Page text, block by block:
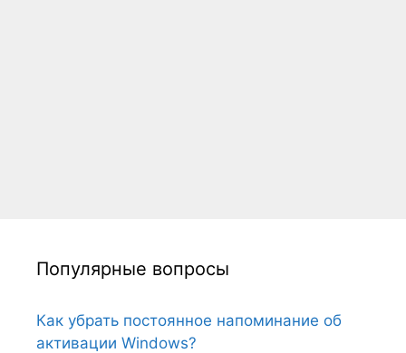
Популярные вопросы
Как убрать постоянное напоминание об
активации Windows?